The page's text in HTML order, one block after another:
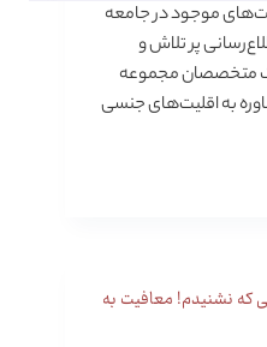
موجود در جامعه
پر تلاش و
متخصصان مجموعه
به اقلیت‌های جنسی
که نشنیدم! معافیت به